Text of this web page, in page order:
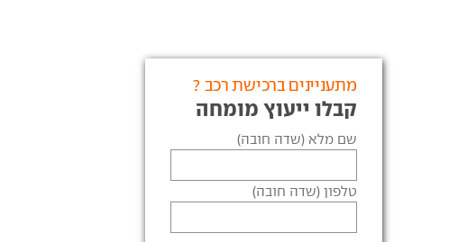
מתעניינים ברכישת רכב ?
קבלו ייעוץ מומחה
שם מלא (שדה חובה)
טלפון (שדה חובה)